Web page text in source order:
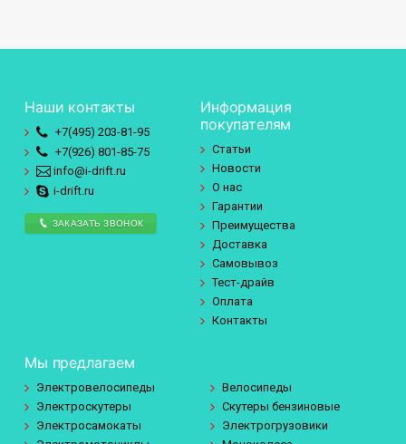
Наши контакты
+7(495) 203-81-95
+7(926) 801-85-75
info@i-drift.ru
i-drift.ru
ЗАКАЗАТЬ ЗВОНОК
Информация
покупателям
Статьи
Новости
О нас
Гарантии
Преимущества
Доставка
Самовывоз
Тест-драйв
Оплата
Контакты
Мы предлагаем
Электровелосипеды
Велосипеды
Электроскутеры
Скутеры бензиновые
Электросамокаты
Электрогрузовики